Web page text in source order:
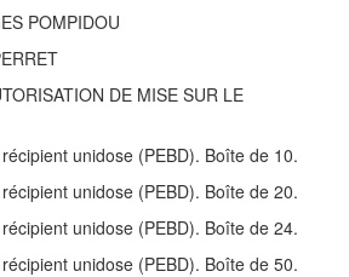
POMPIDOU
DE MISE SUR LE
unidose (PEBD). Boîte de 10.
unidose (PEBD). Boîte de 20.
unidose (PEBD). Boîte de 24.
unidose (PEBD). Boîte de 50.